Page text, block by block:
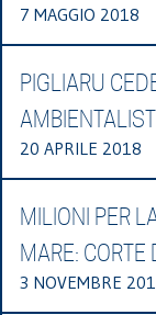
7 MAGGIO 2018
PIGLIARU
AMBIENTALISTI
20 APRILE 2018
MILIONI PER
MARE: CORTE
3 NOVEMBRE